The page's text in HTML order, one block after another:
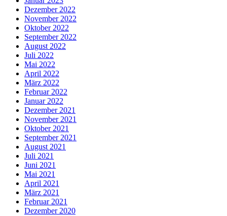
Dezember 2022
November 2022
Oktober 2022
September 2022
August 2022
Juli 2022
Mai 2022
April 2022
März 2022
Februar 2022
Januar 2022
Dezember 2021
November 2021
Oktober 2021
September 2021
August 2021
Juli 2021
Juni 2021
Mai 2021
April 2021
März 2021
Februar 2021
Dezember 2020